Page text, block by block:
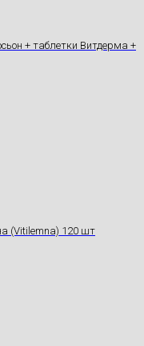
+ таблетки Витдерма +
(Vitilemna) 120 шт